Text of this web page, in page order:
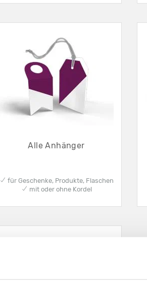
Alle Anhänger
✔ für Geschenke, Produkte, Flaschen
✔ mit oder ohne Kordel